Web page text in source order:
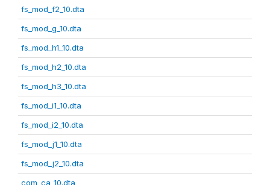
fs_mod_f2_10.dta
fs_mod_g_10.dta
fs_mod_h1_10.dta
fs_mod_h2_10.dta
fs_mod_h3_10.dta
fs_mod_i1_10.dta
fs_mod_i2_10.dta
fs_mod_j1_10.dta
fs_mod_j2_10.dta
com_ca_10.dta